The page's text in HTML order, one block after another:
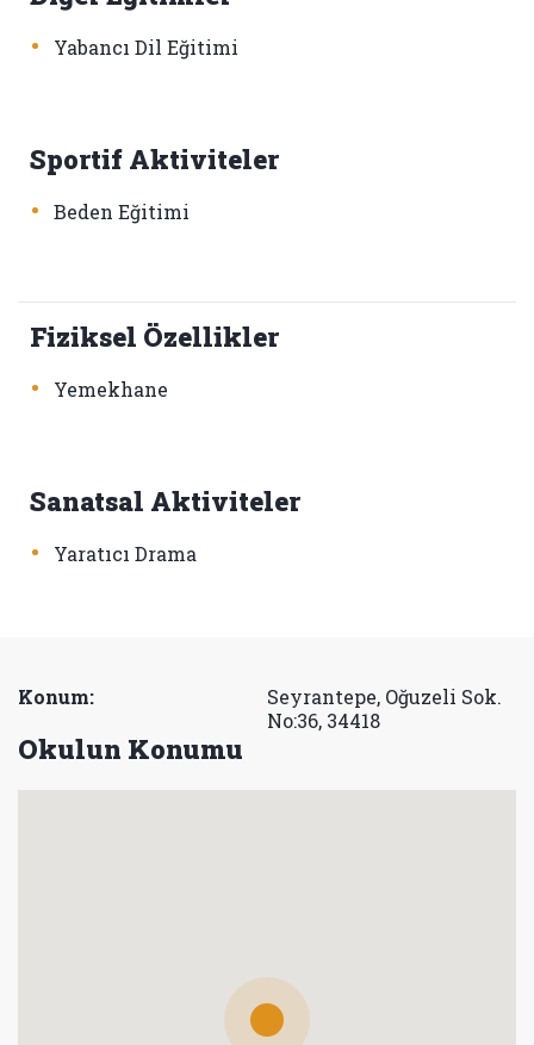
• Yabancı Dil Eğitimi
Sportif Aktiviteler
• Beden Eğitimi
Fiziksel Özellikler
• Yemekhane
Sanatsal Aktiviteler
• Yaratıcı Drama
Konum:
Seyrantepe, Oğuzeli Sok.
No:36, 34418
Okulun Konumu